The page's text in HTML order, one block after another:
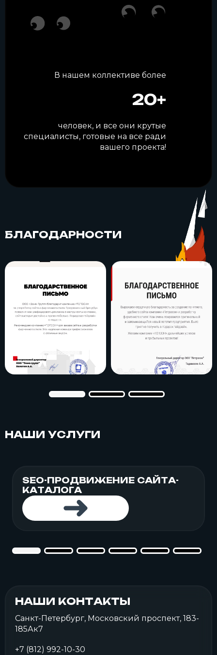
В нашем коллективе более
20+
человек, и все они крутые
специалисты, готовые на все ради
вашего проекта!
БЛАГОДАРНОСТИ
НАШИ УСЛУГИ
SEO-ПРОДВИЖЕНИЕ САЙТА-
КАТАЛОГА
НАШИ КОНТАКТЫ
Санкт-Петербург, Московский проспект, 183-
185Ак7
+7 (812) 992-10-30